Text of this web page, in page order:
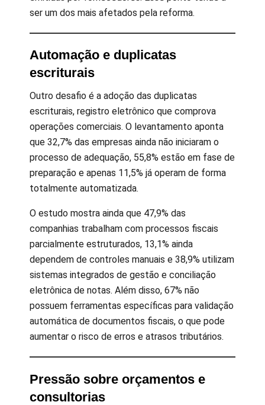
ser um dos mais afetados pela reforma.
Automação e duplicatas
escriturais
Outro desafio é a adoção das duplicatas
escriturais, registro eletrônico que comprova
operações comerciais. O levantamento aponta
que 32,7% das empresas ainda não iniciaram o
processo de adequação, 55,8% estão em fase de
preparação e apenas 11,5% já operam de forma
totalmente automatizada.
O estudo mostra ainda que 47,9% das
companhias trabalham com processos fiscais
parcialmente estruturados, 13,1% ainda
dependem de controles manuais e 38,9% utilizam
sistemas integrados de gestão e conciliação
eletrônica de notas. Além disso, 67% não
possuem ferramentas específicas para validação
automática de documentos fiscais, o que pode
aumentar o risco de erros e atrasos tributários.
Pressão sobre orçamentos e
consultorias